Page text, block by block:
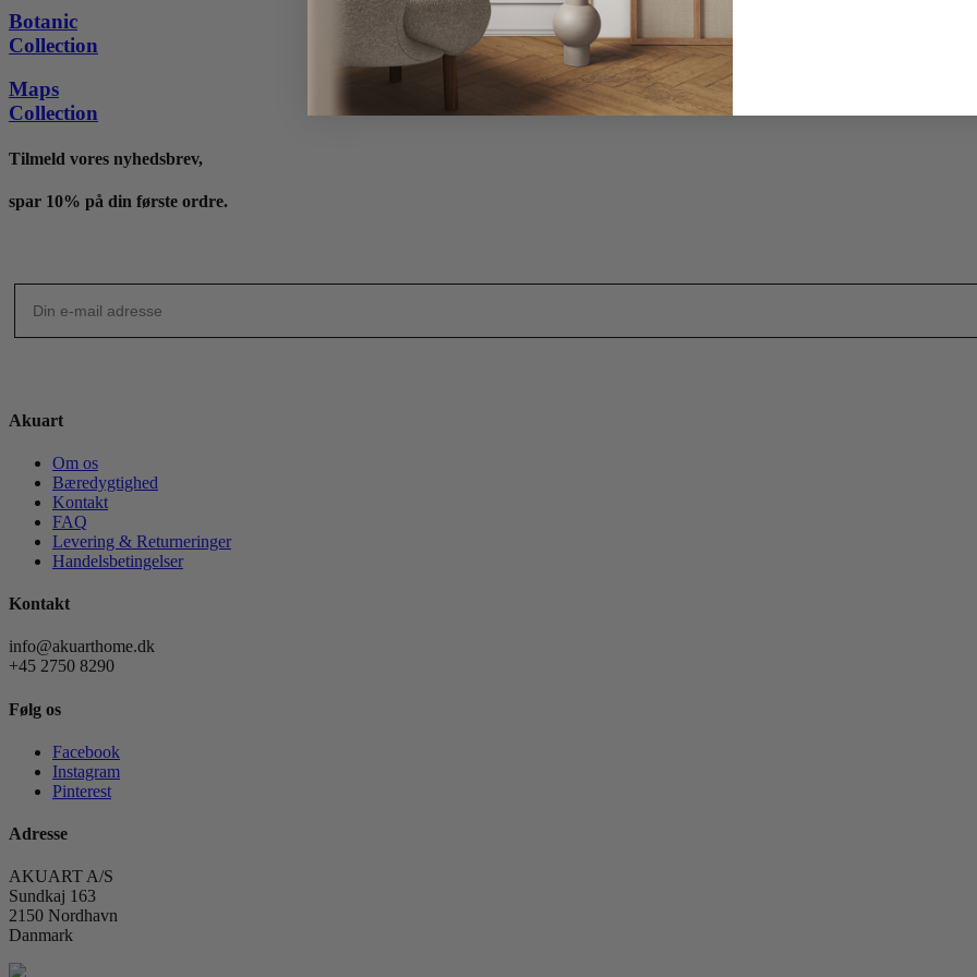
Botanic
Collection
Maps
Collection
Tilmeld vores nyhedsbrev,
spar 10% på din første ordre.
Akuart
Om os
Bæredygtighed
Kontakt
FAQ
Levering & Returneringer
Handelsbetingelser
Kontakt
info@akuarthome.dk
+45 2750 8290
Følg os
Facebook
Instagram
Pinterest
Adresse
AKUART A/S
Sundkaj 163
2150 Nordhavn
Danmark